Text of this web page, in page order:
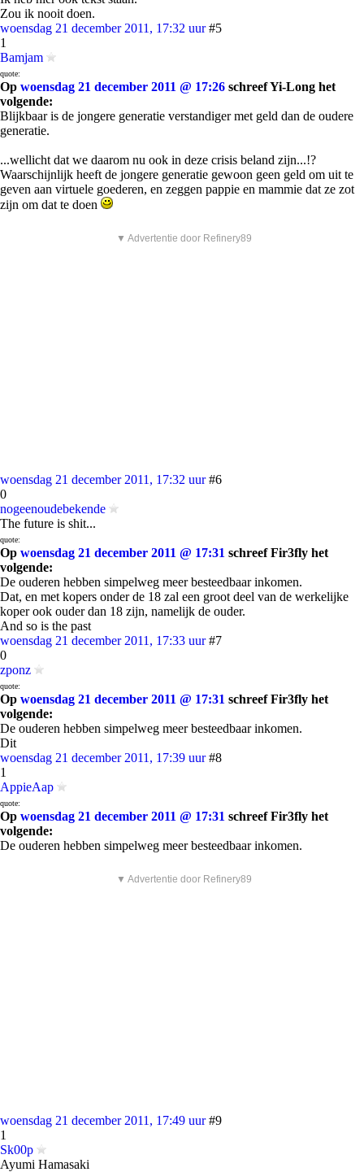
Zou ik nooit doen.
woensdag 21 december 2011, 17:32 uur #5
1
Bamjam
quote:
Op woensdag 21 december 2011 @ 17:26 schreef Yi-Long het
volgende:
Blijkbaar is de jongere generatie verstandiger met geld dan de oudere
generatie.
...wellicht dat we daarom nu ook in deze crisis beland zijn...!?
Waarschijnlijk heeft de jongere generatie gewoon geen geld om uit te
geven aan virtuele goederen, en zeggen pappie en mammie dat ze zot
zijn om dat te doen
▼ Advertentie door Refinery89
woensdag 21 december 2011, 17:32 uur #6
0
nogeenoudebekende
The future is shit...
quote:
Op woensdag 21 december 2011 @ 17:31 schreef Fir3fly het
volgende:
De ouderen hebben simpelweg meer besteedbaar inkomen.
Dat, en met kopers onder de 18 zal een groot deel van de werkelijke
koper ook ouder dan 18 zijn, namelijk de ouder.
And so is the past
woensdag 21 december 2011, 17:33 uur #7
0
zponz
quote:
Op woensdag 21 december 2011 @ 17:31 schreef Fir3fly het
volgende:
De ouderen hebben simpelweg meer besteedbaar inkomen.
Dit
woensdag 21 december 2011, 17:39 uur #8
1
AppieAap
quote:
Op woensdag 21 december 2011 @ 17:31 schreef Fir3fly het
volgende:
De ouderen hebben simpelweg meer besteedbaar inkomen.
▼ Advertentie door Refinery89
woensdag 21 december 2011, 17:49 uur #9
1
Sk00p
Ayumi Hamasaki